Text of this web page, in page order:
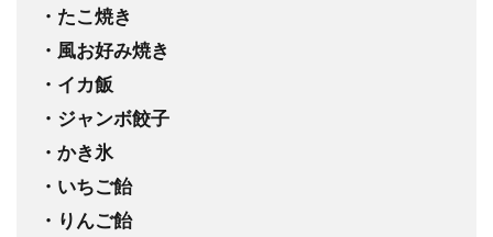
・たこ焼き
・風お好み焼き
・イカ飯
・ジャンボ餃子
・かき氷
・いちご飴
・りんご飴